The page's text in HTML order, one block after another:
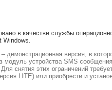
в качестве службы
Windows.
– демонстрационная версия, в
модуль устройства SMS
. Для снятия этих ограничений
LITE) или приобрести и